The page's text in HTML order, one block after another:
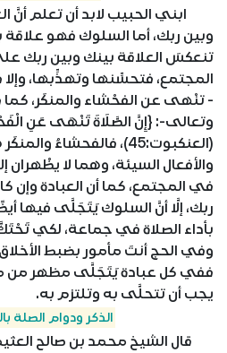
ابني الحبيب لابد أن تعلم أنَّ
وبين ربك، أما السلوك فهو علاقة
تنعكسَ العلاقة بينك وبين ربك
المجتمع، فتحسِّنها وتهذِّبها، وإلا
- تنْهى عن الفحْشاء والمنكَر،
وتعالى-: {إِنَّ الصَّلَاةَ تَنْهَى عَنِ
(العنكبوت:45)، فالفحشاءُ
والأفعال السيئة، وهما لا يظْهران
في المجتمع، كما أن العبادة
ربك، إلَّا أنَّ السلوك يَتَجَلَّى فيها
بأداء الصلاة في جماعة، لكي
وفي الحج أنتَ مأمور بضبط
ففي كل عبادة يَتَجَلَّى مظهر من
يجب أن تتحلَّى به وتلتزم به.
الذكر ودوام الصلة
قال الشيخ محمد بن صالح